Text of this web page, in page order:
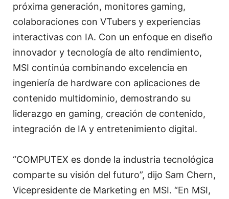
próxima generación, monitores gaming,
colaboraciones con VTubers y experiencias
interactivas con IA. Con un enfoque en diseño
innovador y tecnología de alto rendimiento,
MSI continúa combinando excelencia en
ingeniería de hardware con aplicaciones de
contenido multidominio, demostrando su
liderazgo en gaming, creación de contenido,
integración de IA y entretenimiento digital.
“COMPUTEX es donde la industria tecnológica
comparte su visión del futuro”, dijo Sam Chern,
Vicepresidente de Marketing en MSI. “En MSI,